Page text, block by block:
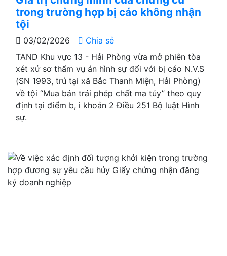
trong trường hợp bị cáo không nhận
tội
03/02/2026
Chia sẻ
TAND Khu vực 13 - Hải Phòng vừa mở phiên tòa
xét xử sơ thẩm vụ án hình sự đối với bị cáo N.V.S
(SN 1993, trú tại xã Bắc Thanh Miện, Hải Phòng)
về tội “Mua bán trái phép chất ma túy” theo quy
định tại điểm b, i khoản 2 Điều 251 Bộ luật Hình
sự.